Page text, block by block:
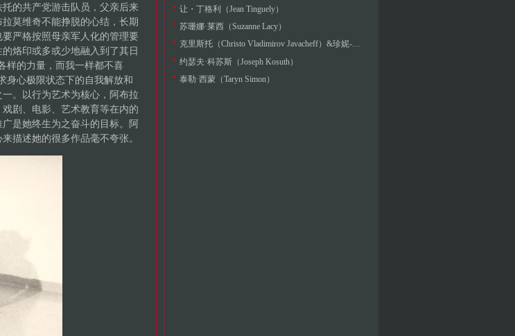
的共产党游击队员，父亲后来
莫维奇不能挣脱的心结，长期
严格按照母亲军人化的管理要
烙印或多或少地融入到了其日
样的力量，而我一样都不喜
身心极限状态下的自我解放和
。以行为艺术为核心，阿布拉
剧、电影、艺术教育等在内的
是她终生为之奋斗的目标。阿
描述她的很多作品毫不夸张。
让・丁格利（Jean Tinguely）
苏珊娜·莱西（Suzanne Lacy）
克里斯托（Christo Vladimirov Javacheff）&珍妮-克劳德（Jeanne-Claude Denat de Guillebon）
约瑟夫·科苏斯（Joseph Kosuth）
泰勒·西蒙（Taryn Simon）